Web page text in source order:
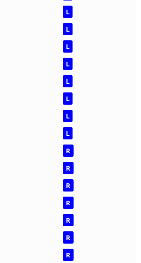
L
L
L
L
L
L
L
L
R
R
R
R
R
R
R